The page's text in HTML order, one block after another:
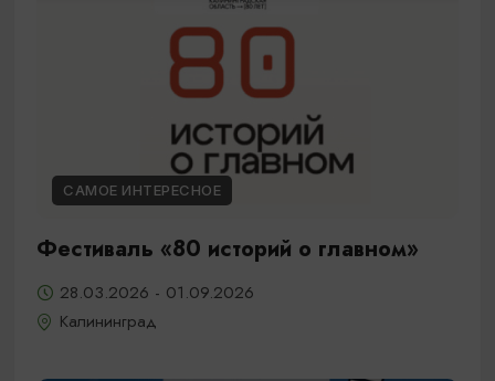
САМОЕ ИНТЕРЕСНОЕ
Фестиваль «80 историй о главном»
28.03.2026 - 01.09.2026
Калининград